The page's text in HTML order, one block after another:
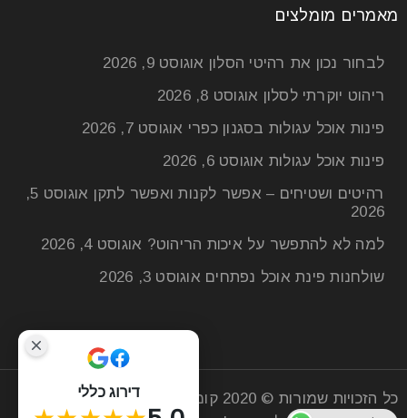
מאמרים מומלצים
לבחור נכון את רהיטי הסלון אוגוסט 9, 2026
ריהוט יוקרתי לסלון אוגוסט 8, 2026
פינות אוכל עגולות בסגנון כפרי אוגוסט 7, 2026
פינות אוכל עגולות אוגוסט 6, 2026
רהיטים ושטיחים – אפשר לקנות ואפשר לתקן
אוגוסט 5,
2026
למה לא להתפשר על איכות הריהוט? אוגוסט 4, 2026
שולחנות פינת אוכל נפתחים אוגוסט 3, 2026
כל הזכויות שמורות © 2020 קומפי רהיטים | חנות רהיטים
דירוג כללי